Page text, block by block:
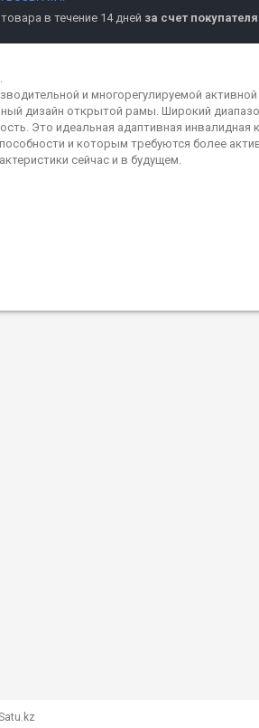
в течение 14 дней за счет покупателя
и многорегулируемой
дизайн открытой рамы. Широкий
Это идеальная адаптивная инвалидная
и которым требуются более
сейчас и в будущем.